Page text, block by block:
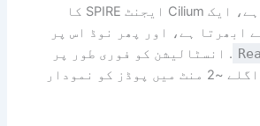
نوڈ فعال ہو جاتا ہے، ایک Cilium ایجنٹ SPIRE کا
ابھرتا ہے، اور پھر نوڈ اس پر
. انسٹالیشن کو فوری طور پر
واپس آنے دیں اور اگلے ~2 منٹ میں پوڈز کو نمودار